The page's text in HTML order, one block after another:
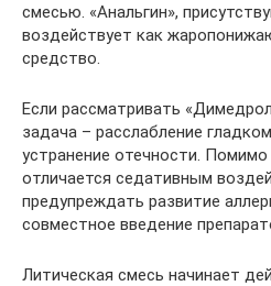
смесью. «Анальгин»,
воздействует как
средство.
Если рассматривать
задача – расслабление
устранение отечности.
отличается седативным
предупреждать развитие
совместное введение
Литическая смесь начинает